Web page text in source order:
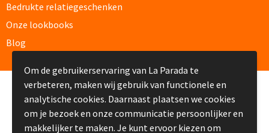
Paraplu's & Poncho's
Handmatige paraplu's bedrukken
Automatische paraplu's bedrukken
Stormparaplu's bedrukken
Bedrukte relatiegeschenken
Onze lookbooks
Blog
© Copyright La Parada 2008-2026
Om de gebruikerservaring van La Parada te
verbeteren, maken wij gebruik van functionele en
analytische cookies. Daarnaast plaatsen we cookies
om je bezoek en onze communicatie persoonlijker en
makkelijker te maken. Je kunt ervoor kiezen om